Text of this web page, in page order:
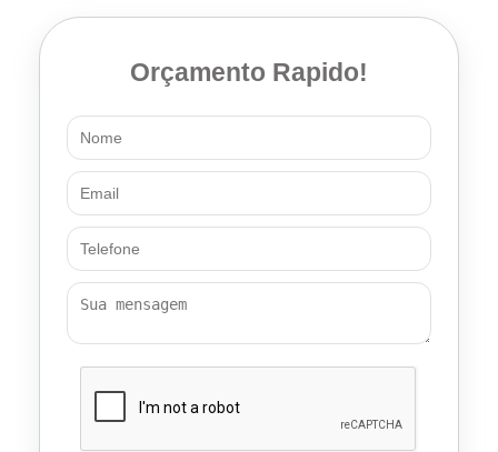
Orçamento Rapido!